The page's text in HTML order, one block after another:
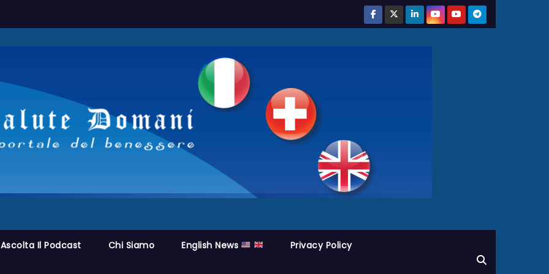
Ascolta Il Podcast Chi Siamo English News Privacy Policy